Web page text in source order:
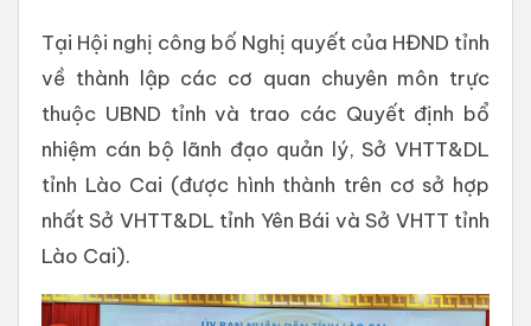
Tại Hội nghị công bố Nghị quyết của HĐND tỉnh
về thành lập các cơ quan chuyên môn trực
thuộc UBND tỉnh và trao các Quyết định bổ
nhiệm cán bộ lãnh đạo quản lý, Sở VHTT&DL
tỉnh Lào Cai (được hình thành trên cơ sở hợp
nhất Sở VHTT&DL tỉnh Yên Bái và Sở VHTT tỉnh
Lào Cai).